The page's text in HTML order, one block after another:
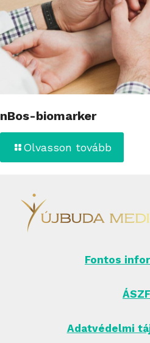
nBos-biomarker
Olvasson tovább
Fontos
ÁSZF
Adatvédelmi